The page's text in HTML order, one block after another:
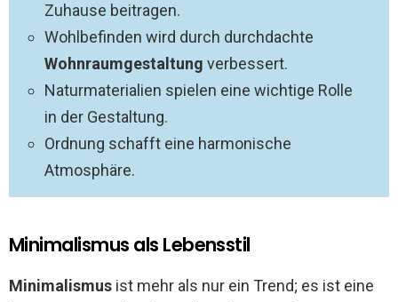
Zuhause beitragen.
Wohlbefinden wird durch durchdachte
Wohnraumgestaltung verbessert.
Naturmaterialien spielen eine wichtige Rolle
in der Gestaltung.
Ordnung schafft eine harmonische
Atmosphäre.
Minimalismus als Lebensstil
Minimalismus ist mehr als nur ein Trend; es ist eine